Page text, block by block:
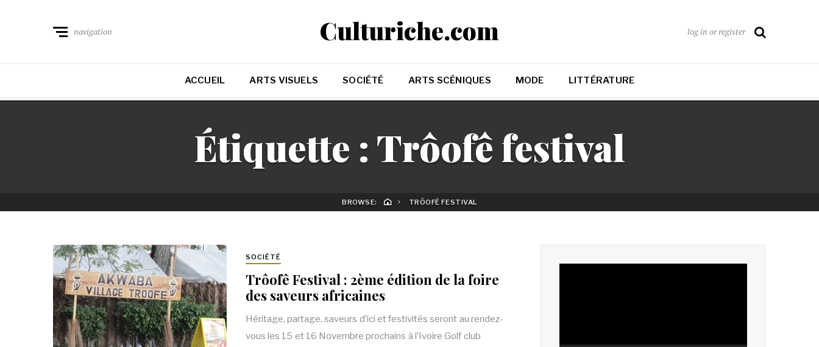
Culturiche.com
navigation log in or register
ACCUEIL ARTS VISUELS SOCIÉTÉ ARTS SCÉNIQUES MODE LITTÉRATURE
Étiquette : Trôofê festival
BROWSE: TRÔOFÊ FESTIVAL
SOCIÉTÉ
Trôofê Festival : 2ème édition de la foire
des saveurs africaines
Héritage, partage, saveurs d’ici et festivités seront au rendez-
vous les 15 et 16 Novembre prochains à l’Ivoire Golf club